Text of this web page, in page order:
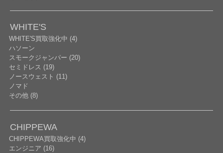
WHITE'S
WHITE'S買取強化中 (4)
ハソーン
スモークジャンパー (20)
セミドレス (19)
ノースウェスト (11)
ノマド
その他 (8)
CHIPPEWA
CHIPPEWA買取強化中 (4)
エンジニア (16)